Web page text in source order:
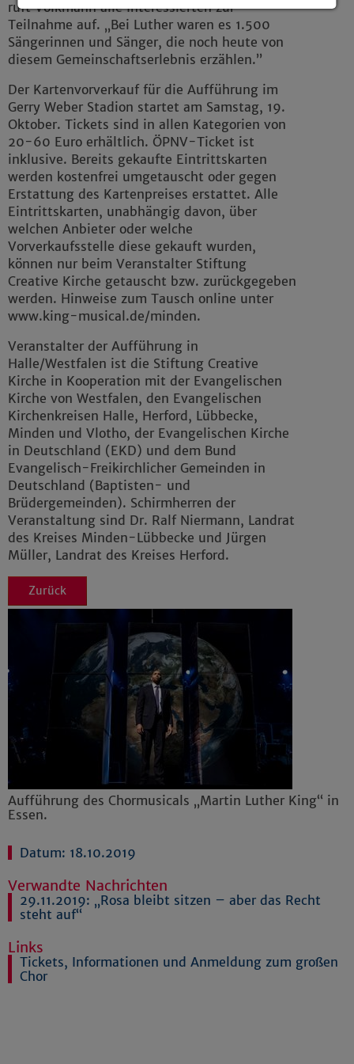
ruft Volkmann alle Interessierten zur
Teilnahme auf. „Bei Luther waren es 1.500
Sängerinnen und Sänger, die noch heute von
diesem Gemeinschaftserlebnis erzählen.”
Der Kartenvorverkauf für die Aufführung im
Gerry Weber Stadion startet am Samstag, 19.
Oktober. Tickets sind in allen Kategorien von
20-60 Euro erhältlich. ÖPNV-Ticket ist
inklusive. Bereits gekaufte Eintrittskarten
werden kostenfrei umgetauscht oder gegen
Erstattung des Kartenpreises erstattet. Alle
Eintrittskarten, unabhängig davon, über
welchen Anbieter oder welche
Vorverkaufsstelle diese gekauft wurden,
können nur beim Veranstalter Stiftung
Creative Kirche getauscht bzw. zurückgegeben
werden. Hinweise zum Tausch online unter
www.king-musical.de/minden.
Veranstalter der Aufführung in
Halle/Westfalen ist die Stiftung Creative
Kirche in Kooperation mit der Evangelischen
Kirche von Westfalen, den Evangelischen
Kirchenkreisen Halle, Herford, Lübbecke,
Minden und Vlotho, der Evangelischen Kirche
in Deutschland (EKD) und dem Bund
Evangelisch-Freikirchlicher Gemeinden in
Deutschland (Baptisten- und
Brüdergemeinden). Schirmherren der
Veranstaltung sind Dr. Ralf Niermann, Landrat
des Kreises Minden-Lübbecke und Jürgen
Müller, Landrat des Kreises Herford.
Zurück
Aufführung des Chormusicals „Martin Luther King“ in
Essen.
Datum: 18.10.2019
Verwandte Nachrichten
29.11.2019: „Rosa bleibt sitzen – aber das Recht
steht auf“
Links
Tickets, Informationen und Anmeldung zum großen
Chor
Details anzeigen
Impressum| Datenschutz